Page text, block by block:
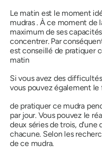
Le matin est le moment
mudras. À ce moment de
maximum de ses
concentrer. Par
est conseillé de pratiquer
matin
Si vous avez des
vous pouvez également le
de pratiquer ce mudra
par jour. Vous pouvez le
deux séries de trois, d'une
chacune. Selon les
de ce mudra.